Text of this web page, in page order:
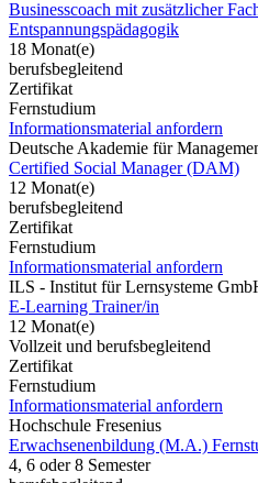
Businesscoach mit zusätzlicher
Entspannungspädagogik
18 Monat(e)
berufsbegleitend
Zertifikat
Fernstudium
Informationsmaterial anfordern
Deutsche Akademie für
Certified Social Manager (DAM)
12 Monat(e)
berufsbegleitend
Zertifikat
Fernstudium
Informationsmaterial anfordern
ILS - Institut für Lernsysteme
E-Learning Trainer/in
12 Monat(e)
Vollzeit und berufsbegleitend
Zertifikat
Fernstudium
Informationsmaterial anfordern
Hochschule Fresenius
Erwachsenenbildung (M.A.)
4, 6 oder 8 Semester